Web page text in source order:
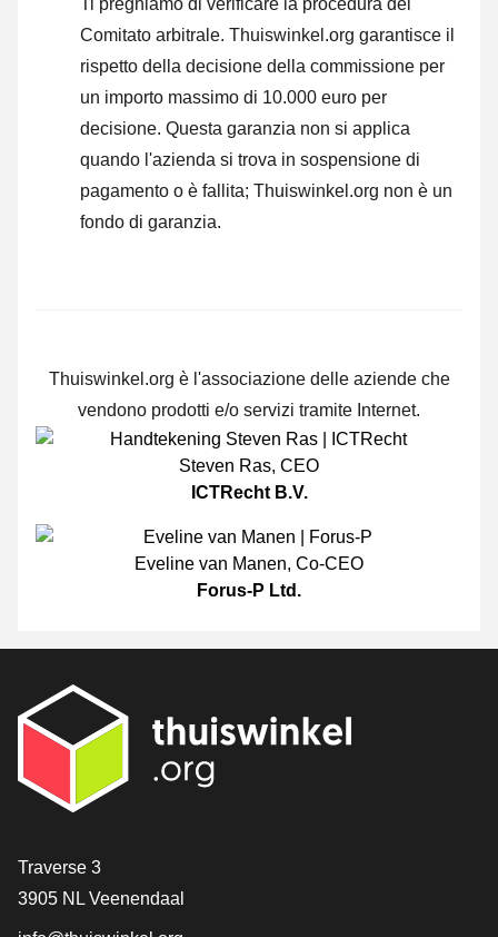
Ti preghiamo di verificare la procedura del
Comitato arbitrale. Thuiswinkel.org garantisce il
rispetto della decisione della commissione per
un importo massimo di 10.000 euro per
decisione. Questa garanzia non si applica
quando l'azienda si trova in sospensione di
pagamento o è fallita; Thuiswinkel.org non è un
fondo di garanzia.
Thuiswinkel.org è l'associazione delle aziende che
vendono prodotti e/o servizi tramite Internet.
Steven Ras, CEO
ICTRecht B.V.
Eveline van Manen, Co-CEO
Forus-P Ltd.
[_General:Contact]
Traverse 3
3905 NL Veenendaal